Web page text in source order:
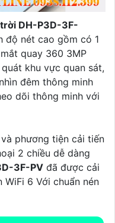
DH-P3D-3F-
độ nét cao gồm có 1
quay 360 3MP
khu vực quan sát,
đêm thông minh
dõi thông minh với
phương tiện cải tiến
2 chiều dễ dàng
3F-PV đã được cải
6 Với chuẩn nén